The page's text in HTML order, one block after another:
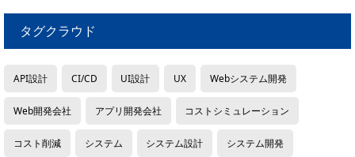
タグクラウド
API設計 CI/CD UI設計 UX Webシステム開発
Web開発会社 アプリ開発会社 コストシミュレーション
コスト削減 システム システム設計 システム開発